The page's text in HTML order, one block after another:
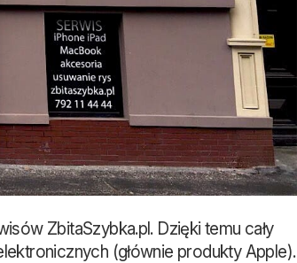
ZbitaSzybka.pl. Dzięki temu cały
(głównie produkty Apple).